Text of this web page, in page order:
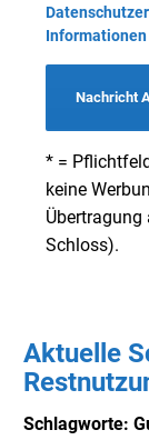
Nachricht
* =
keine
Übertragung
Schloss).
Aktuelle
Schlagworte: